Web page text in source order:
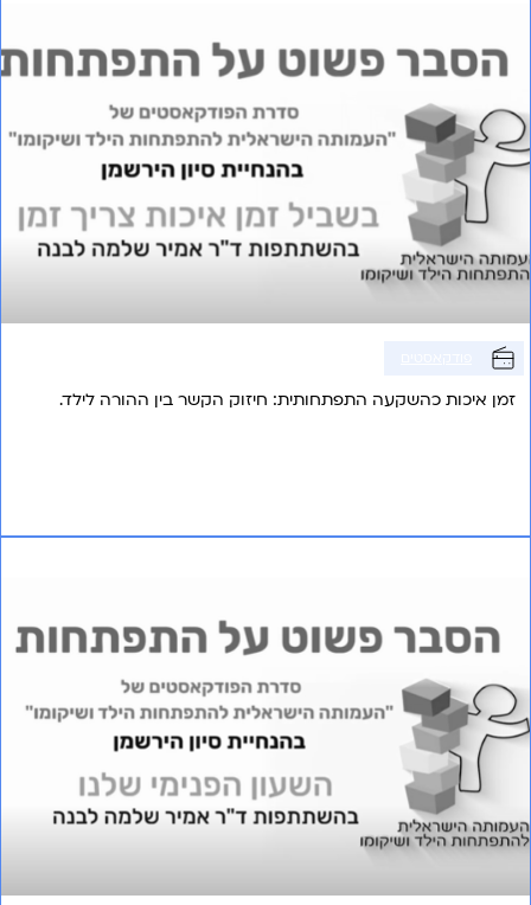
זמן איכות כהשקעה התפתחותית: חיזוק הקשר בין ההורה לילד.